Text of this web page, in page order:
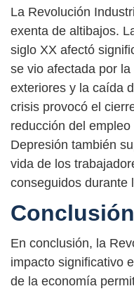
La Revolución
exenta de altibajos.
siglo XX afectó
se vio afectada por
exteriores y la caída
crisis provocó el
reducción del
Depresión también
vida de los
conseguidos durante
Conclusión
En conclusión, la
impacto significativo
de la economía